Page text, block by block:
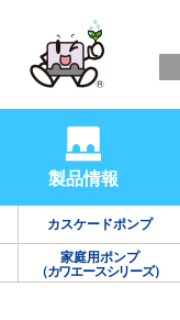
製品情報
カスケードポンプ
家庭用ポンプ
（カワエースシリーズ）